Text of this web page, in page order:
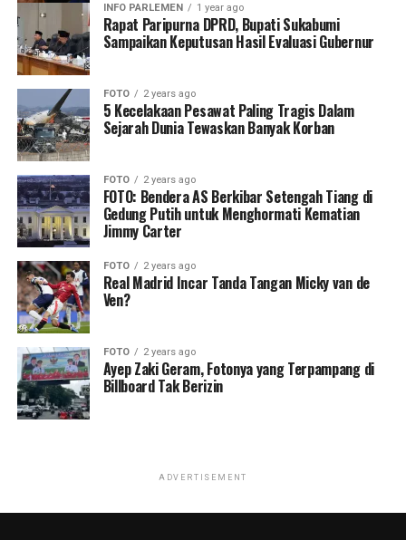
INFO PARLEMEN 1 year ago
Rapat Paripurna DPRD, Bupati Sukabumi
Sampaikan Keputusan Hasil Evaluasi Gubernur
FOTO 2 years ago
5 Kecelakaan Pesawat Paling Tragis Dalam
Sejarah Dunia Tewaskan Banyak Korban
FOTO 2 years ago
FOTO: Bendera AS Berkibar Setengah Tiang di
Gedung Putih untuk Menghormati Kematian
Jimmy Carter
FOTO 2 years ago
Real Madrid Incar Tanda Tangan Micky van de
Ven?
FOTO 2 years ago
Ayep Zaki Geram, Fotonya yang Terpampang di
Billboard Tak Berizin
ADVERTISEMENT